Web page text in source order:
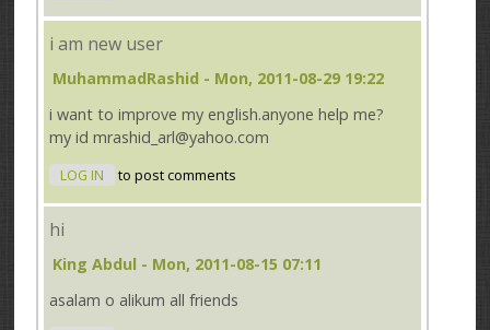
i am new user
MuhammadRashid - Mon, 2011-08-29 19:22
i want to improve my english.anyone help me?
my id mrashid_arl@yahoo.com
LOG IN to post comments
hi
King Abdul - Mon, 2011-08-15 07:11
asalam o alikum all friends